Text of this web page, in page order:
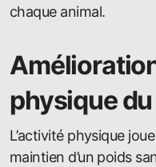
chaque animal.
physique
L’activité physique
maintien d’un poids